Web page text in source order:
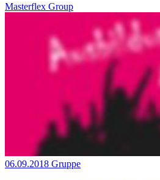
Masterflex Group
06.09.2018 Gruppe